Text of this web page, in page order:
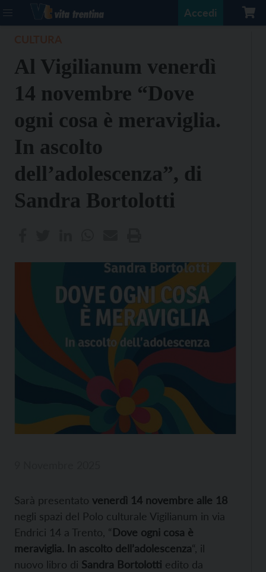
Accedi
Al Vigilianum venerdì
14 novembre “Dove
ogni cosa è meraviglia.
In ascolto
dell’adolescenza”, di
Sandra Bortolotti
Sarà presentato venerdì 14 novembre alle 18
negli spazi del Polo culturale Vigilianum in via
Endrici 14 a Trento, “Dove ogni cosa è
meraviglia. In ascolto dell’adolescenza“, il
nuovo libro di Sandra Bortolotti edito da